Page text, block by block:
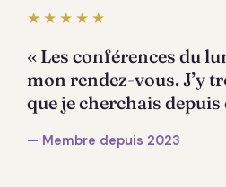
★★★★★
« Les conférences du
mon rendez-vous. J’y
que je cherchais depuis
— Membre depuis 2023